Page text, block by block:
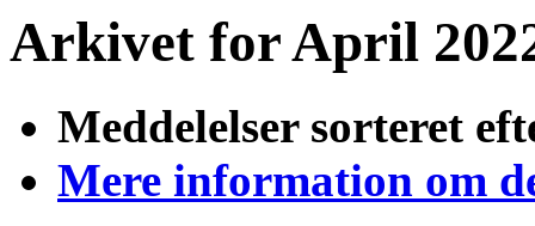
Arkivet for April
Meddelelser sorteret
Mere information om